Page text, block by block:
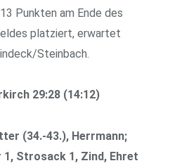
Punkten am Ende des
platziert, erwartet
Steinbach.
29:28 (14:12)
(34.-43.), Herrmann;
1, Strosack 1, Zind, Ehret